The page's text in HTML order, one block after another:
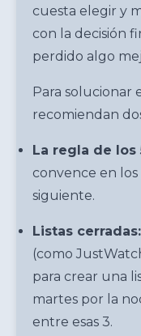
cuesta elegir y
con la decisión
perdido algo
Para solucionar
recomiendan
La regla de los
convence en los
siguiente.
Listas cerradas:
(como
para crear una
martes por la
entre esas 3.